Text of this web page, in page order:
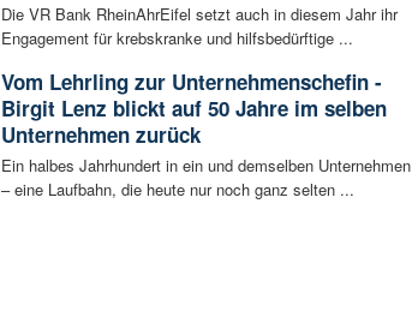
Die VR Bank RheinAhrEifel setzt auch in diesem Jahr ihr
Engagement für krebskranke und hilfsbedürftige ...
Vom Lehrling zur Unternehmenschefin -
Birgit Lenz blickt auf 50 Jahre im selben
Unternehmen zurück
Ein halbes Jahrhundert in ein und demselben Unternehmen
– eine Laufbahn, die heute nur noch ganz selten ...